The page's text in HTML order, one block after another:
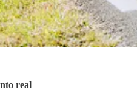
real